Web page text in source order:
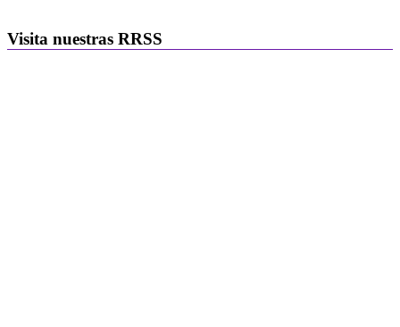
Visita nuestras RRSS